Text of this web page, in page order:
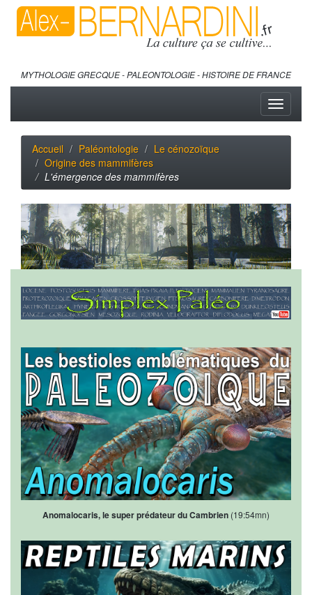
MYTHOLOGIE GRECQUE - PALEONTOLOGIE - HISTOIRE DE FRANCE
Toggle
Accueil Paléontologie
Le cénozoïque
Origine des mammifères
L'émergence des mammifères
Anomalocaris, le super prédateur du Cambrien (19:54mn)